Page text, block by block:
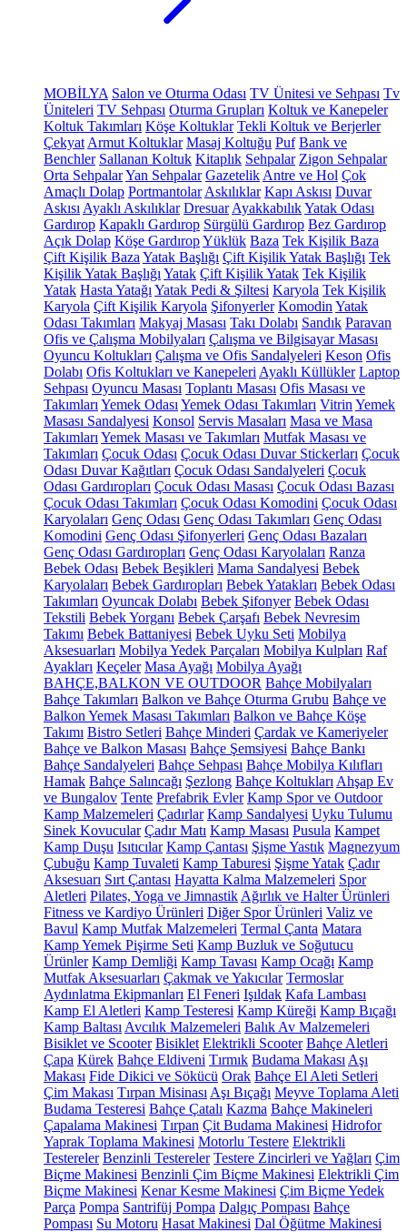
MOBİLYA Salon ve Oturma Odası TV Ünitesi ve Sehpası Tv
Üniteleri TV Sehpası Oturma Grupları Koltuk ve Kanepeler
Koltuk Takımları Köşe Koltuklar Tekli Koltuk ve Berjerler
Çekyat Armut Koltuklar Masaj Koltuğu Puf Bank ve
Benchler Sallanan Koltuk Kitaplık Sehpalar Zigon Sehpalar
Orta SehpalarYan Sehpalar Gazetelik Antre ve Hol Çok
Amaçlı Dolap Portmantolar Askılıklar Kapı Askısı Duvar
Askısı Ayaklı Askılıklar Dresuar AyakkabılıkYatak Odası
Gardırop Kapaklı Gardırop Sürgülü Gardırop Bez Gardırop
Açık Dolap Köşe GardıropYüklük Baza Tek Kişilik Baza
Çift Kişilik Baza Yatak Başlığı Çift Kişilik Yatak Başlığı Tek
Kişilik Yatak Başlığı Yatak Çift Kişilik Yatak Tek Kişilik
Yatak Hasta Yatağı Yatak Pedi & Şiltesi Karyola Tek Kişilik
Karyola Çift Kişilik Karyola Şifonyerler Komodin Yatak
Odası Takımları Makyaj Masası Takı Dolabı Sandık Paravan
Ofis ve Çalışma Mobilyaları Çalışma ve Bilgisayar Masası
Oyuncu Koltukları Çalışma ve Ofis Sandalyeleri Keson Ofis
Dolabı Ofis Koltukları ve Kanepeleri Ayaklı Küllükler Laptop
Sehpası Oyuncu Masası Toplantı Masası Ofis Masası ve
Takımları Yemek Odası Yemek Odası Takımları Vitrin Yemek
Masası Sandalyesi Konsol Servis Masaları Masa ve Masa
Takımları Yemek Masası ve Takımları Mutfak Masası ve
Takımları Çocuk Odası Çocuk Odası Duvar Stickerları Çocuk
Odası Duvar Kağıtları Çocuk Odası Sandalyeleri Çocuk
Odası Gardıropları Çocuk Odası Masası Çocuk Odası Bazası
Çocuk Odası Takımları Çocuk Odası Komodini Çocuk Odası
Karyolaları Genç Odası Genç Odası Takımları Genç Odası
Komodini Genç Odası Şifonyerleri Genç Odası Bazaları
Genç Odası Gardıropları Genç Odası Karyolaları Ranza
Bebek Odası Bebek Beşikleri Mama Sandalyesi Bebek
Karyolaları Bebek Gardıropları Bebek Yatakları Bebek Odası
Takımları Oyuncak Dolabı Bebek Şifonyer Bebek Odası
Tekstili Bebek Yorganı Bebek Çarşafı Bebek Nevresim
Takımı Bebek Battaniyesi Bebek Uyku Seti Mobilya
Aksesuarları Mobilya Yedek Parçaları Mobilya Kulpları Raf
Ayakları Keçeler Masa Ayağı Mobilya Ayağı
BAHÇE,BALKON VE OUTDOOR Bahçe Mobilyaları
Bahçe Takımları Balkon ve Bahçe Oturma Grubu Bahçe ve
Balkon Yemek Masası Takımları Balkon ve Bahçe Köşe
Takımı Bistro Setleri Bahçe Minderi Çardak ve Kameriyeler
Bahçe ve Balkon Masası Bahçe Şemsiyesi Bahçe Bankı
Bahçe Sandalyeleri Bahçe Sehpası Bahçe Mobilya Kılıfları
Hamak Bahçe Salıncağı Şezlong Bahçe Koltukları Ahşap Ev
ve Bungalov Tente Prefabrik Evler Kamp Spor ve Outdoor
Kamp Malzemeleri Çadırlar Kamp Sandalyesi Uyku Tulumu
Sinek Kovucular Çadır Matı Kamp Masası Pusula Kampet
Kamp Duşu Isıtıcılar Kamp Çantası Şişme Yastık Magnezyum
Çubuğu Kamp Tuvaleti Kamp Taburesi Şişme Yatak Çadır
Aksesuarı Sırt Çantası Hayatta Kalma Malzemeleri Spor
Aletleri Pilates, Yoga ve Jimnastik Ağırlık ve Halter Ürünleri
Fitness ve Kardiyo Ürünleri Diğer Spor Ürünleri Valiz ve
Bavul Kamp Mutfak Malzemeleri Termal Çanta Matara
Kamp Yemek Pişirme Seti Kamp Buzluk ve Soğutucu
Ürünler Kamp Demliği Kamp Tavası Kamp Ocağı Kamp
Mutfak Aksesuarları Çakmak ve Yakıcılar Termoslar
Aydınlatma Ekipmanları El Feneri Işıldak Kafa Lambası
Kamp El Aletleri Kamp Testeresi Kamp Küreği Kamp Bıçağı
Kamp Baltası Avcılık Malzemeleri Balık Av Malzemeleri
Bisiklet ve Scooter Bisiklet Elektrikli Scooter Bahçe Aletleri
Çapa Kürek Bahçe Eldiveni Tırmık Budama Makası Aşı
Makası Fide Dikici ve Sökücü Orak Bahçe El Aleti Setleri
Çim Makası Tırpan Misinası Aşı Bıçağı Meyve Toplama Aleti
Budama Testeresi Bahçe Çatalı Kazma Bahçe Makineleri
Çapalama Makinesi Tırpan Çit Budama Makinesi Hidrofor
Yaprak Toplama Makinesi Motorlu Testere Elektrikli
Testereler Benzinli Testereler Testere Zincirleri ve Yağları Çim
Biçme Makinesi Benzinli Çim Biçme Makinesi Elektrikli Çim
Biçme Makinesi Kenar Kesme Makinesi Çim Biçme Yedek
Parça Pompa Santrifüj Pompa Dalgıç Pompası Bahçe
Pompası Su Motoru Hasat Makinesi Dal Öğütme Makinesi